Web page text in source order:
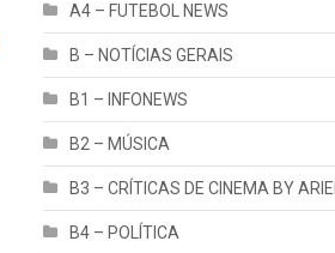
A4 – FUTEBOL NEWS
B – NOTÍCIAS GERAIS
B1 – INFONEWS
B2 – MÚSICA
B3 – CRÍTICAS DE CINEMA BY ARIEL
B4 – POLÍTICA